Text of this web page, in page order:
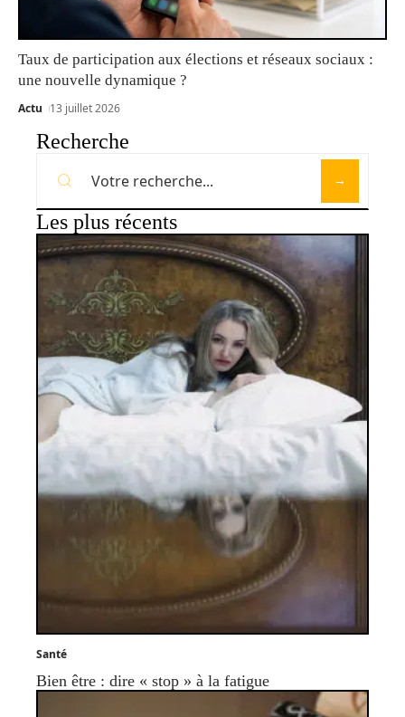
Taux de participation aux élections et réseaux sociaux :
une nouvelle dynamique ?
Actu 13 juillet 2026
Recherche
Les plus récents
Santé
Bien être : dire « stop » à la fatigue